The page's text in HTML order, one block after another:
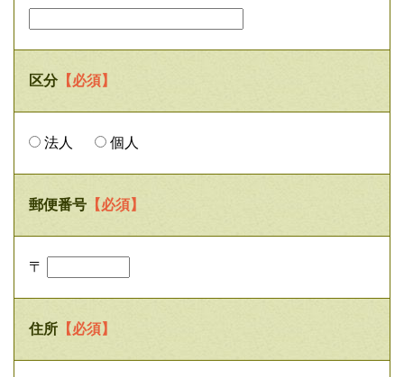
区分【必須】
法人 個人
郵便番号 【必須】
〒
住所 【必須】